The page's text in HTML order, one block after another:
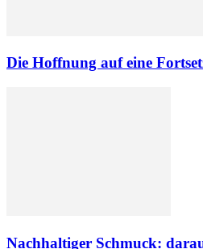
Die Hoffnung auf eine
Nachhaltiger Schmuck: